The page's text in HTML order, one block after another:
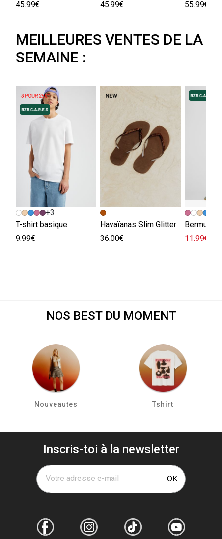
45.99€ 45.99€ 55.99€
MEILLEURES VENTES DE LA
SEMAINE :
+3
T-shirt basique
9.99€
Havaïanas Slim Glitter
36.00€
Bermuda
11.99€
NOS BEST DU MOMENT
Nouveautes Tshirt
Inscris-toi à la newsletter
Votre adresse e-mail OK